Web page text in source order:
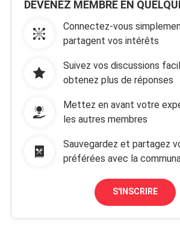
DEVENEZ MEMBRE EN
Connectez-vous
partagent vos intérêts
Suivez vos discussions
obtenez plus de réponses
Mettez en avant votre
les autres membres
Sauvegardez et partagez
préférées avec la
S'INSCRIRE